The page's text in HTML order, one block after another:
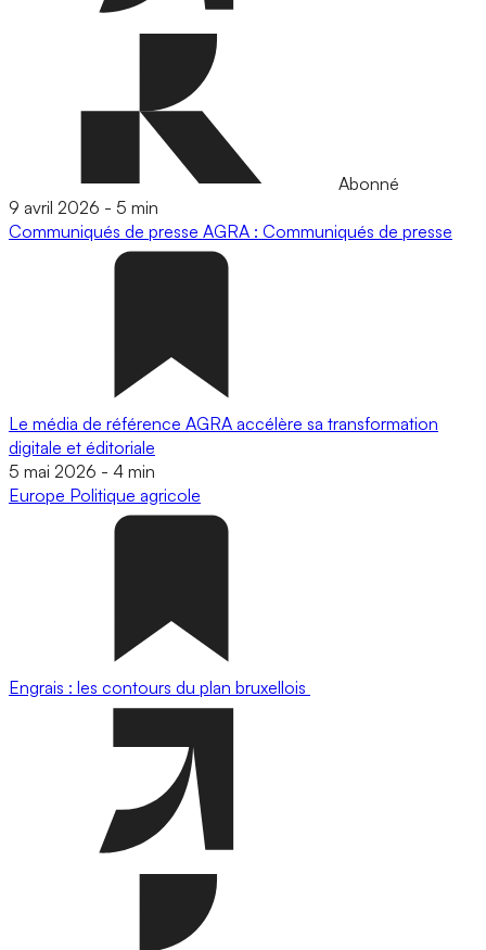
Abonné
9 avril 2026 - 5 min
Communiqués de presse AGRA : Communiqués de presse
Le média de référence AGRA accélère sa transformation
digitale et éditoriale
5 mai 2026 - 4 min
Europe Politique agricole
Engrais : les contours du plan bruxellois